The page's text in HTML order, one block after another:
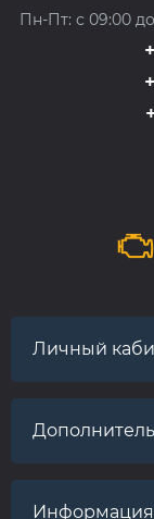
Пн-Пт: с 09:00
Личный
Информация